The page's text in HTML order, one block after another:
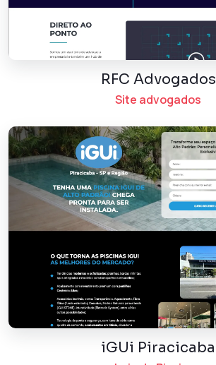
RFC Advogados
Site advogados
iGUi Piracicaba